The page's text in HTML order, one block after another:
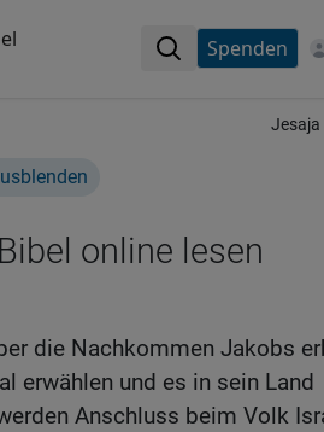
Spenden
Jesaja
online lesen
die Nachkommen Jakobs
erwählen und es in sein Land
Anschluss beim Volk